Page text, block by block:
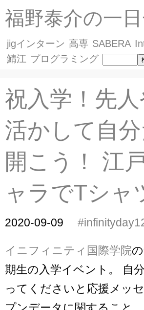
福野泰介の一日
jigインターン 高専 SABERA
鯖江 プログラミング
祝入学！先
活かして自
開こう！ 江
ャラでTシャ
2020-09-09
イニフィニティ国際学院
期生の入学イベント。 自
ってくださいと応援メッ